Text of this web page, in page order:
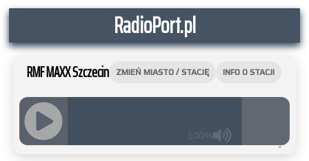
RadioPort.pl
RMF MAXX Szczecin ZMIEŃ MIASTO / STACJĘ INFO O STACJI
100%